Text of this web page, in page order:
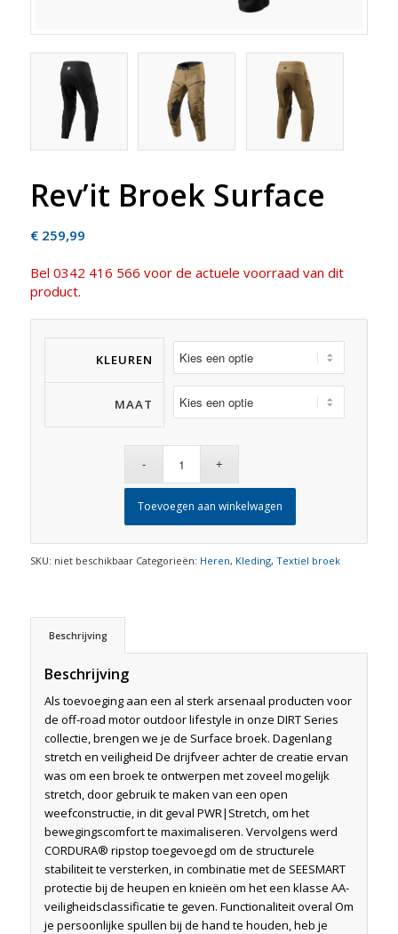
Rev’it Broek Surface
€259,99
Bel 0342 416 566 voor de actuele voorraad van dit
product.
KLEUREN
MAAT
Toevoegen aan winkelwagen
SKU: niet beschikbaar Categorieën: Heren, Kleding, Textiel broek
Beschrijving
Beschrijving
Als toevoeging aan een al sterk arsenaal producten voor
de off-road motor outdoor lifestyle in onze DIRT Series
collectie, brengen we je de Surface broek. Dagenlang
stretch en veiligheid De drijfveer achter de creatie ervan
was om een broek te ontwerpen met zoveel mogelijk
stretch, door gebruik te maken van een open
weefconstructie, in dit geval PWR|Stretch, om het
bewegingscomfort te maximaliseren. Vervolgens werd
CORDURA® ripstop toegevoegd om de structurele
stabiliteit te versterken, in combinatie met de SEESMART
protectie bij de heupen en knieën om het een klasse AA-
veiligheidsclassificatie te geven. Functionaliteit overal Om
je persoonlijke spullen bij de hand te houden, heb je